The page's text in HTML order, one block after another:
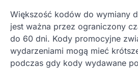
Większość kodów do wymiany
jest ważna przez ograniczony
do 60 dni. Kody promocyjne
wydarzeniami mogą mieć
podczas gdy kody wydawane